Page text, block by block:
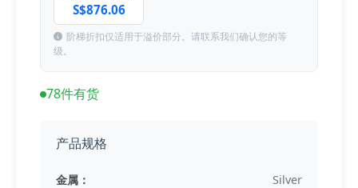
S$876.06
阶梯折扣仅适用于溢价部分。请联系我们确认您的等
级。
78件有货
产品规格
金属： Silver